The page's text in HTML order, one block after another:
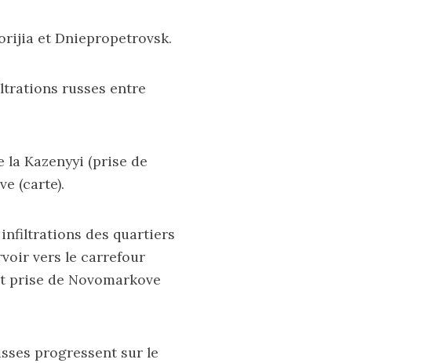
et Dniepropetrovsk.
russes entre
la Kazenyyi (prise de
(carte).
infiltrations des quartiers
vers le carrefour
prise de Novomarkove
progressent sur le